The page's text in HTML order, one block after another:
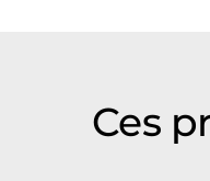
Ces